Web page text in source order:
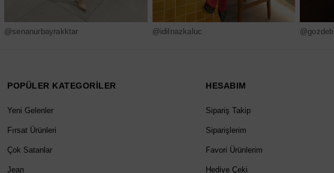
@senanurbayrakktar @idilnazkaluc
POPÜLER KATEGORİLER
Yeni Gelenler
Fırsat Ürünleri
Çok Satanlar
Jean
HESABIM
Sipariş Takip
Siparişlerim
Favori Ürünlerim
Hediye Çeki